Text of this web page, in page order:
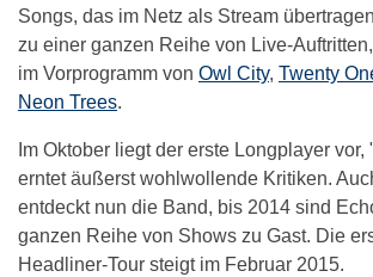
Songs, das im Netz als Stream
zu einer ganzen Reihe von Live-
im Vorprogramm von Owl City, Twenty
Neon Trees.
Im Oktober liegt der erste Longplayer
erntet äußerst wohlwollende Kritiken.
entdeckt nun die Band, bis 2014 sind
ganzen Reihe von Shows zu Gast. Die
Headliner-Tour steigt im Februar 2015.